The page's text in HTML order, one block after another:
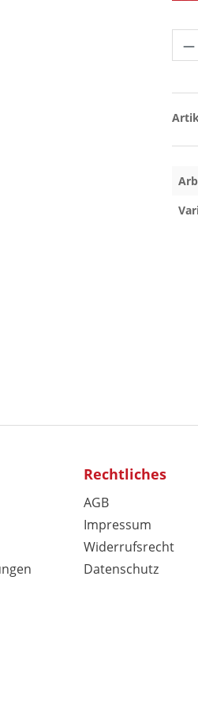
Rechtliches
AGB
Impressum
Widerrufsrecht
Datenschutz